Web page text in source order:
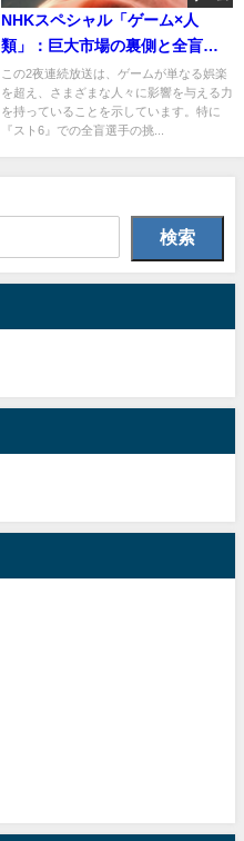
NHKスペシャル「ゲーム×人
類」：巨大市場の裏側と全盲選
手の挑戦をドキュメント
この2夜連続放送は、ゲームが単なる娯楽
を超え、さまざまな人々に影響を与える力
を持っていることを示しています。特に
『スト6』での全盲選手の挑...
検索